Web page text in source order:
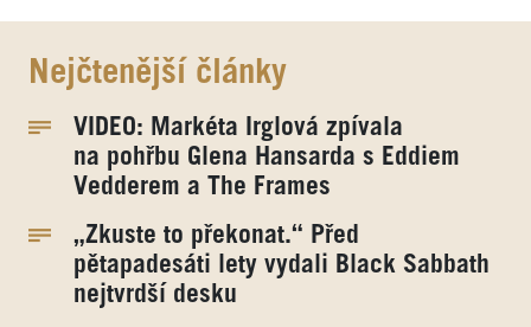
Nejčtenější články
VIDEO: Markéta Irglová zpívala
na pohřbu Glena Hansarda s Eddiem
Vedderem a The Frames
„Zkuste to překonat.“ Před
pětapadesáti lety vydali Black Sabbath
nejtvrdší desku